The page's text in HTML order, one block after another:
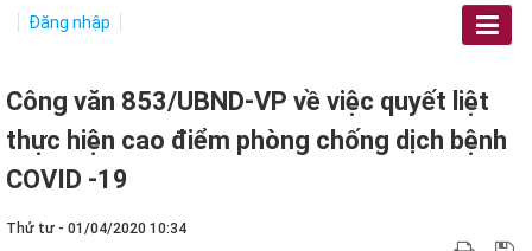
Đăng nhập
Công văn 853/UBND-VP về việc quyết liệt
thực hiện cao điểm phòng chống dịch bệnh
COVID -19
Thứ tư - 01/04/2020 10:34